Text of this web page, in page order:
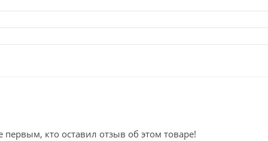
первым, кто оставил отзыв об этом товаре!